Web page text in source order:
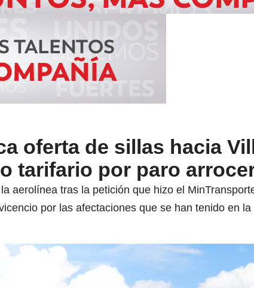
oferta de sillas hacia
tarifario por paro
aerolínea tras la petición que hizo el
por las afectaciones que se han tenido en